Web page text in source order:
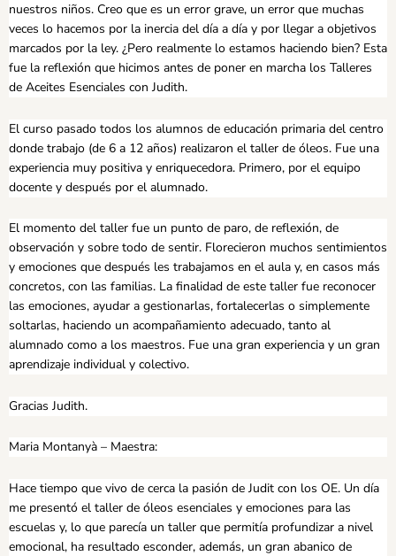
nuestros niños. Creo que es un error grave, un error que muchas
veces lo hacemos por la inercia del día a día y por llegar a objetivos
marcados por la ley. ¿Pero realmente lo estamos haciendo bien? Esta
fue la reflexión que hicimos antes de poner en marcha los Talleres
de Aceites Esenciales con Judith.
El curso pasado todos los alumnos de educación primaria del centro
donde trabajo (de 6 a 12 años) realizaron el taller de óleos. Fue una
experiencia muy positiva y enriquecedora. Primero, por el equipo
docente y después por el alumnado.
El momento del taller fue un punto de paro, de reflexión, de
observación y sobre todo de sentir. Florecieron muchos sentimientos
y emociones que después les trabajamos en el aula y, en casos más
concretos, con las familias. La finalidad de este taller fue reconocer
las emociones, ayudar a gestionarlas, fortalecerlas o simplemente
soltarlas, haciendo un acompañamiento adecuado, tanto al
alumnado como a los maestros. Fue una gran experiencia y un gran
aprendizaje individual y colectivo.
Gracias Judith.
Maria Montanyà – Maestra:
Hace tiempo que vivo de cerca la pasión de Judit con los OE. Un día
me presentó el taller de óleos esenciales y emociones para las
escuelas y, lo que parecía un taller que permitía profundizar a nivel
emocional, ha resultado esconder, además, un gran abanico de